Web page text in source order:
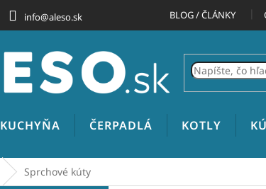
info@aleso.sk BLOG / ČLÁNKY
KUCHYŇA ČERPADLÁ KOTLY
Sprchové kúty